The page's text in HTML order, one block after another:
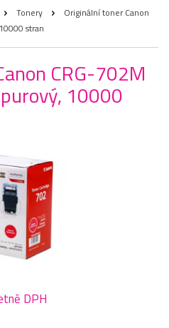
Tonery
Originální toner Canon
stran
CRG-702M
10000
DPH